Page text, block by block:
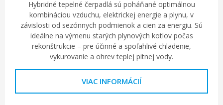
Hybridné tepelné čerpadlá sú poháňané optimálnou
kombináciou vzduchu, elektrickej energie a plynu, v
závislosti od sezónnych podmienok a cien za energiu. Sú
ideálne na výmenu starých plynových kotlov počas
rekonštrukcie – pre účinné a spoľahlivé chladenie,
vykurovanie a ohrev teplej pitnej vody.
VIAC INFORMÁCIÍ